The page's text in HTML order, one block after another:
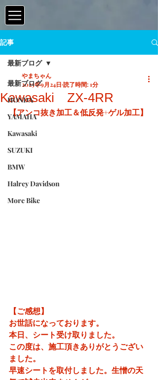
記事
最新ブログ
HONDA
YAMAHA
Kawasaki
SUZUKI
BMW
Halrey Davidson
More Bike
最新ブログ
Kawasaki ZX-4RR
やまちゃん
2025年9月24日 読了時間: 1分
【アンコ抜き加工＆低反発+ゲル加工】
【ご感想】
お世話になっております。
本日、シート受け取りました。
この度は、施工頂きありがとうござい
ました。
早速シートを取付しました。生憎の天